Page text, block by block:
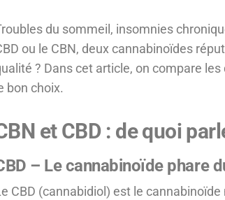
du sommeil, insomnies
ou le CBN, deux cannabinoïdes
? Dans cet article, on compare
bon choix.
et CBD : de quoi
– Le cannabinoïde phare
CBD (cannabidiol) est le